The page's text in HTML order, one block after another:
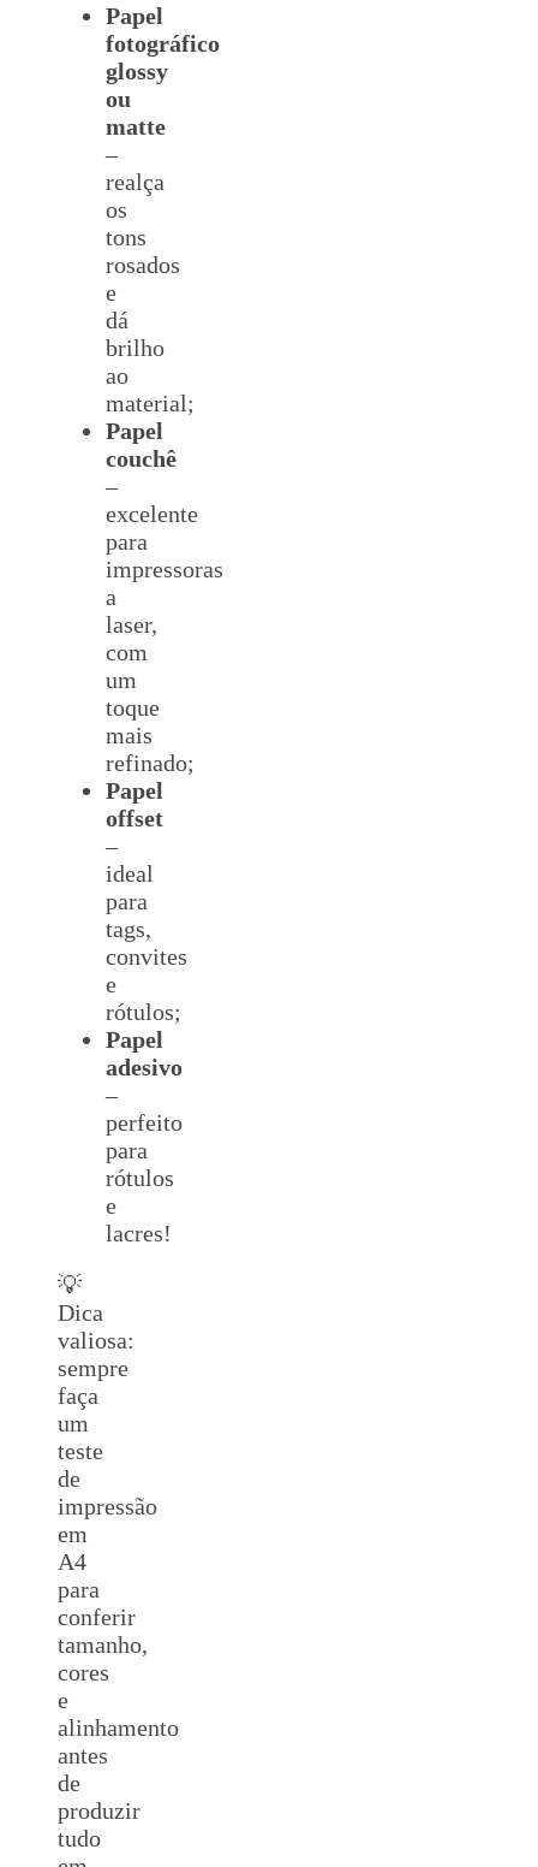
Papel
fotográfico
glossy
ou
matte
–
realça
os
tons
rosados
e
dá
brilho
ao
material;
Papel
couchê
–
excelente
para
impressoras
a
laser,
com
um
toque
mais
refinado;
Papel
offset
–
ideal
para
tags,
convites
e
rótulos;
Papel
adesivo
–
perfeito
para
rótulos
e
lacres!
💡
Dica
valiosa:
sempre
faça
um
teste
de
impressão
em
A4
para
conferir
tamanho,
cores
e
alinhamento
antes
de
produzir
tudo